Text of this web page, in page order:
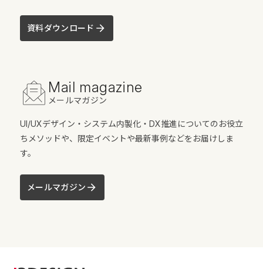
資料ダウンロード
Mail magazine
メールマガジン
UI/UXデザイン・システム内製化・DX推進についてのお役立
ちメソッドや、限定イベントや最新事例などをお届けしま
す。
メールマガジン